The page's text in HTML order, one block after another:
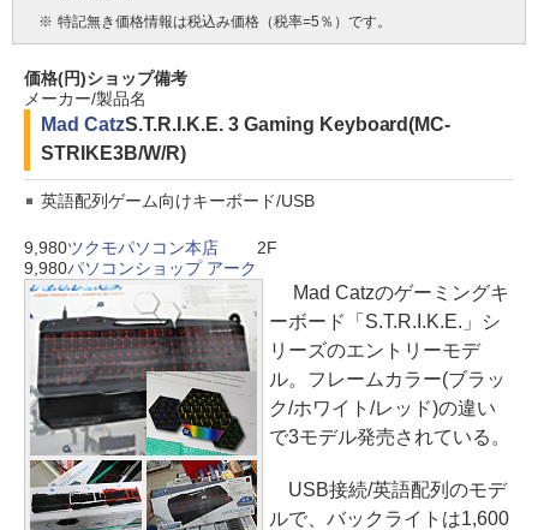
※ 特記無き価格情報は税込み価格（税率=5％）です。
価格(円)ショップ備考
メーカー/製品名
Mad CatzS.T.R.I.K.E. 3 Gaming Keyboard(MC-
STRIKE3B/W/R)
英語配列ゲーム向けキーボード/USB
9,980ツクモパソコン本店
2F
9,980パソコンショップ アーク
Mad Catzのゲーミングキ
ーボード「S.T.R.I.K.E.」シ
リーズのエントリーモデ
ル。フレームカラー(ブラッ
ク/ホワイト/レッド)の違い
で3モデル発売されている。
USB接続/英語配列のモデ
ルで、バックライトは1,600